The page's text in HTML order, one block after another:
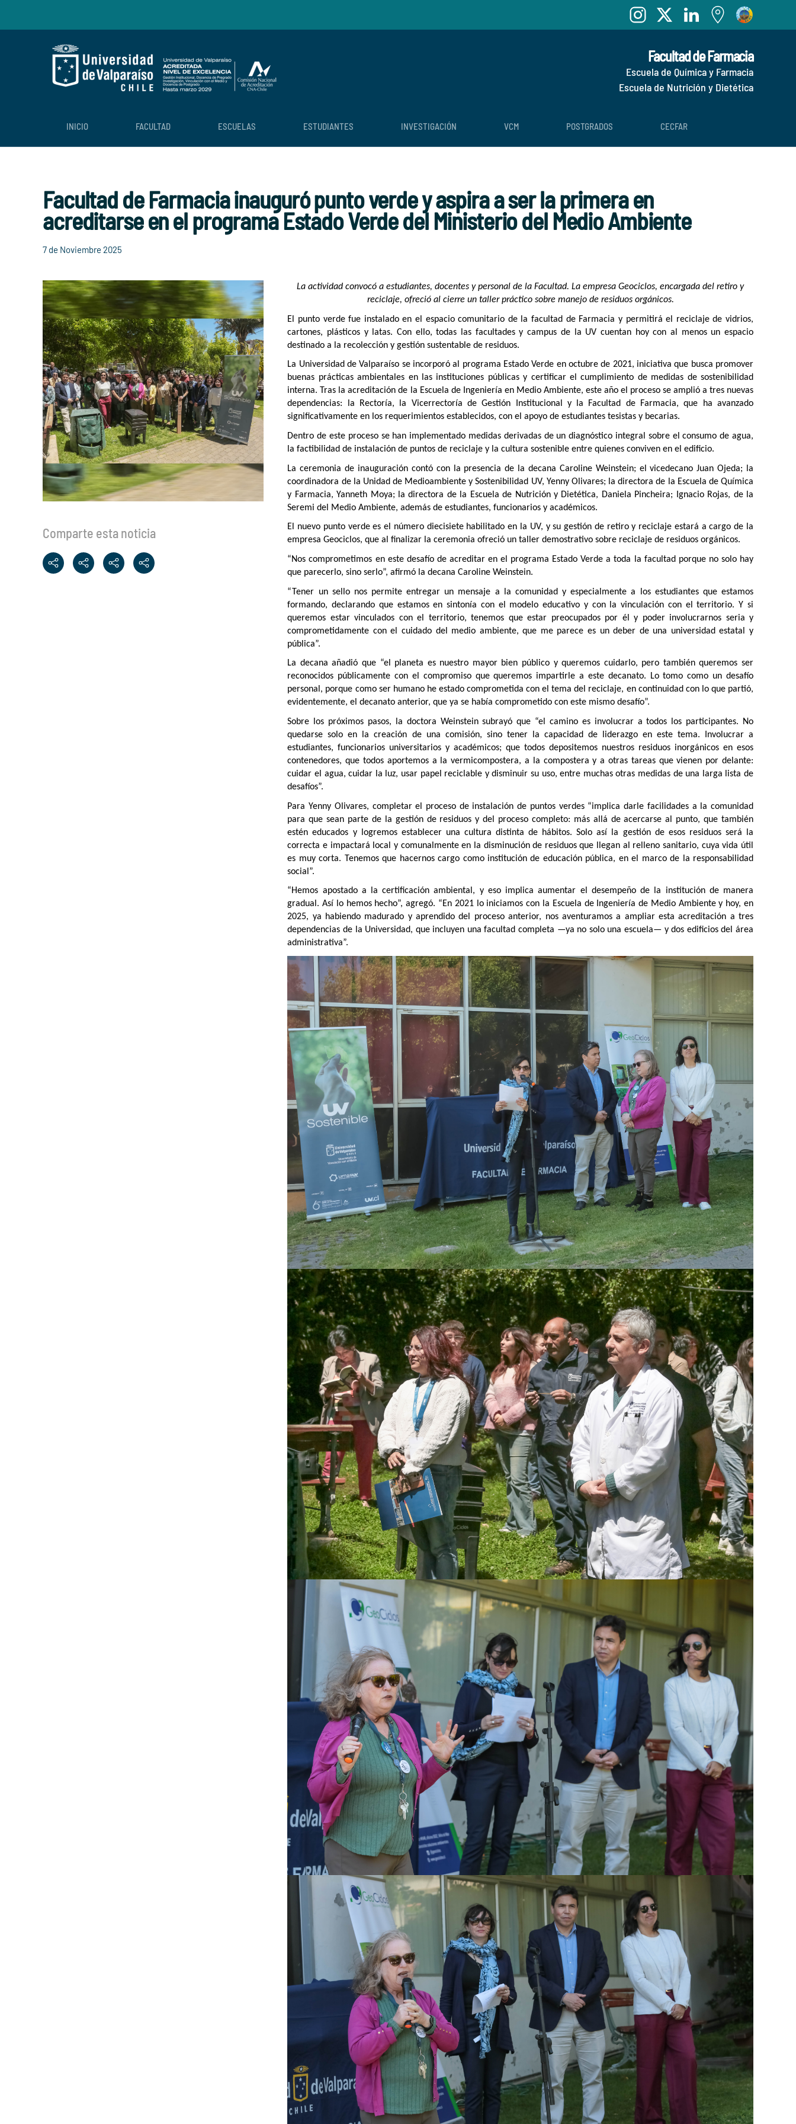
Skip to main content
Facultad de Farmacia
Escuela de Química y Farmacia
Escuela de Nutrición y Dietética
INICIO FACULTAD ESCUELAS ESTUDIANTES INVESTIGACIÓN VCM POSTGRADOS CECFAR
Facultad de Farmacia inauguró punto verde y aspira a ser la primera en
acreditarse en el programa Estado Verde del Ministerio del Medio Ambiente
7 de Noviembre 2025
Comparte esta noticia
La actividad convocó a estudiantes, docentes y personal de la Facultad. La empresa Geociclos, encargada del retiro y
reciclaje, ofreció al cierre un taller práctico sobre manejo de residuos orgánicos.
El punto verde fue instalado en el espacio comunitario de la facultad de Farmacia y permitirá el reciclaje de vidrios,
cartones, plásticos y latas. Con ello, todas las facultades y campus de la UV cuentan hoy con al menos un espacio
destinado a la recolección y gestión sustentable de residuos.
La Universidad de Valparaíso se incorporó al programa Estado Verde en octubre de 2021, iniciativa que busca promover
buenas prácticas ambientales en las instituciones públicas y certificar el cumplimiento de medidas de sostenibilidad
interna. Tras la acreditación de la Escuela de Ingeniería en Medio Ambiente, este año el proceso se amplió a tres nuevas
dependencias: la Rectoría, la Vicerrectoría de Gestión Institucional y la Facultad de Farmacia, que ha avanzado
significativamente en los requerimientos establecidos, con el apoyo de estudiantes tesistas y becarias.
Dentro de este proceso se han implementado medidas derivadas de un diagnóstico integral sobre el consumo de agua,
la factibilidad de instalación de puntos de reciclaje y la cultura sostenible entre quienes conviven en el edificio.
La ceremonia de inauguración contó con la presencia de la decana Caroline Weinstein; el vicedecano Juan Ojeda; la
coordinadora de la Unidad de Medioambiente y Sostenibilidad UV, Yenny Olivares; la directora de la Escuela de Química
y Farmacia, Yanneth Moya; la directora de la Escuela de Nutrición y Dietética, Daniela Pincheira; Ignacio Rojas, de la
Seremi del Medio Ambiente, además de estudiantes, funcionarios y académicos.
El nuevo punto verde es el número diecisiete habilitado en la UV, y su gestión de retiro y reciclaje estará a cargo de la
empresa Geociclos, que al finalizar la ceremonia ofreció un taller demostrativo sobre reciclaje de residuos orgánicos.
“Nos comprometimos en este desafío de acreditar en el programa Estado Verde a toda la facultad porque no solo hay
que parecerlo, sino serlo”, afirmó la decana Caroline Weinstein.
“Tener un sello nos permite entregar un mensaje a la comunidad y especialmente a los estudiantes que estamos
formando, declarando que estamos en sintonía con el modelo educativo y con la vinculación con el territorio. Y si
queremos estar vinculados con el territorio, tenemos que estar preocupados por él y poder involucrarnos seria y
comprometidamente con el cuidado del medio ambiente, que me parece es un deber de una universidad estatal y
pública”.
La decana añadió que “el planeta es nuestro mayor bien público y queremos cuidarlo, pero también queremos ser
reconocidos públicamente con el compromiso que queremos impartirle a este decanato. Lo tomo como un desafío
personal, porque como ser humano he estado comprometida con el tema del reciclaje, en continuidad con lo que partió,
evidentemente, el decanato anterior, que ya se había comprometido con este mismo desafío”.
Sobre los próximos pasos, la doctora Weinstein subrayó que “el camino es involucrar a todos los participantes. No
quedarse solo en la creación de una comisión, sino tener la capacidad de liderazgo en este tema. Involucrar a
estudiantes, funcionarios universitarios y académicos; que todos depositemos nuestros residuos inorgánicos en esos
contenedores, que todos aportemos a la vermicompostera, a la compostera y a otras tareas que vienen por delante:
cuidar el agua, cuidar la luz, usar papel reciclable y disminuir su uso, entre muchas otras medidas de una larga lista de
desafíos”.
Para Yenny Olivares, completar el proceso de instalación de puntos verdes “implica darle facilidades a la comunidad
para que sean parte de la gestión de residuos y del proceso completo: más allá de acercarse al punto, que también
estén educados y logremos establecer una cultura distinta de hábitos. Solo así la gestión de esos residuos será la
correcta e impactará local y comunalmente en la disminución de residuos que llegan al relleno sanitario, cuya vida útil
es muy corta. Tenemos que hacernos cargo como institución de educación pública, en el marco de la responsabilidad
social”.
“Hemos apostado a la certificación ambiental, y eso implica aumentar el desempeño de la institución de manera
gradual. Así lo hemos hecho”, agregó. “En 2021 lo iniciamos con la Escuela de Ingeniería de Medio Ambiente y hoy, en
2025, ya habiendo madurado y aprendido del proceso anterior, nos aventuramos a ampliar esta acreditación a tres
dependencias de la Universidad, que incluyen una facultad completa —ya no solo una escuela— y dos edificios del área
administrativa”.